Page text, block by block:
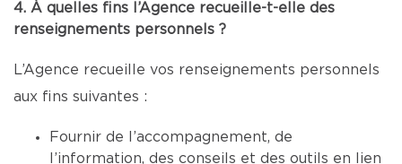
4. À quelles fins l’Agence recueille-t-elle des
renseignements personnels ?
L’Agence recueille vos renseignements personnels
aux fins suivantes :
Fournir de l’accompagnement, de
l’information, des conseils et des outils en lien